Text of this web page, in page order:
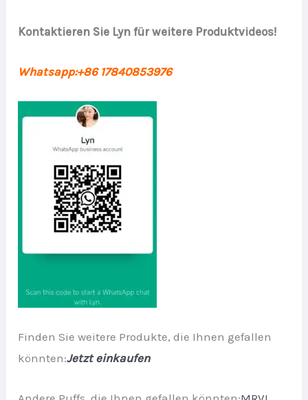
Kontaktieren Sie Lyn für weitere Produktvideos!
Whatsapp:+86 17840853976
Finden Sie weitere Produkte, die Ihnen gefallen
könnten:Jetzt einkaufen